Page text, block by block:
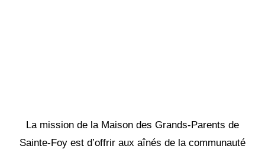
La mission de la Maison des Grands-Parents de
Sainte-Foy est d’offrir aux aînés de la communauté